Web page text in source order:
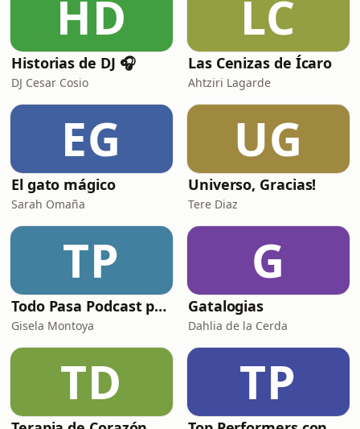
HD
Historias de DJ 🎧
DJ Cesar Cosio
LC
Las Cenizas de Ícaro
Ahtziri Lagarde
EG
El gato mágico
Sarah Omaña
UG
Universo, Gracias!
Tere Diaz
TP
Todo Pasa Podcast por Gisela Montoya
Gisela Montoya
G
Gatalogias
Dahlia de la Cerda
TD TP